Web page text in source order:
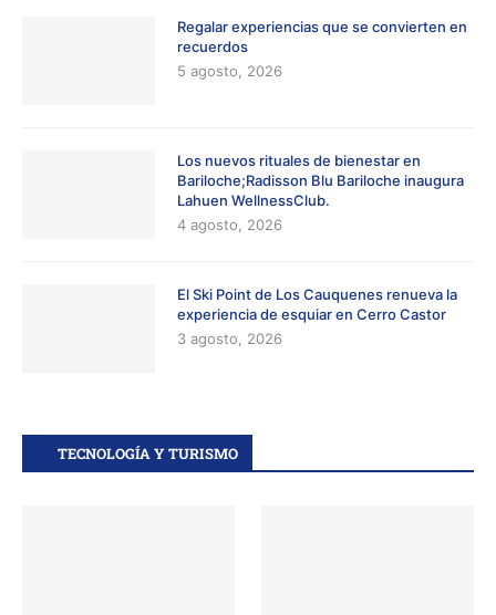
Regalar experiencias que se convierten en
recuerdos
5 agosto, 2026
Los nuevos rituales de bienestar en
Bariloche;Radisson Blu Bariloche inaugura
Lahuen WellnessClub.
4 agosto, 2026
El Ski Point de Los Cauquenes renueva la
experiencia de esquiar en Cerro Castor
3 agosto, 2026
TECNOLOGÍA Y TURISMO